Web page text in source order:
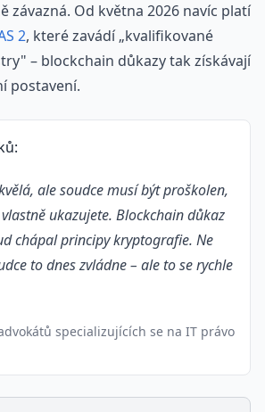
závazná. Od května 2026 navíc platí
2, které zavádí „kvalifikované
– blockchain důkazy tak získávají
postavení.
ale soudce musí být proškolen,
ukazujete. Blockchain důkaz
chápal principy kryptografie. Ne
to dnes zvládne – ale to se rychle
specializujících se na IT právo